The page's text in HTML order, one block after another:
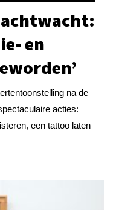
en
na de
acties:
een tattoo laten